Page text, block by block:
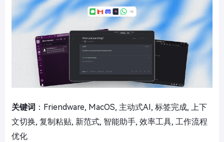
关键词 ：Friendware, MacOS, 主动式AI, 标签完成, 上下
文切换, 复制粘贴, 新范式, 智能助手, 效率工具, 工作流程
优化